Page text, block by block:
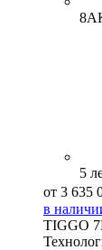
5
от 3 635
в
TIGGO